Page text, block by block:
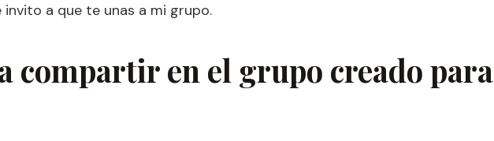
a que te unas a mi grupo.
compartir en el grupo creado